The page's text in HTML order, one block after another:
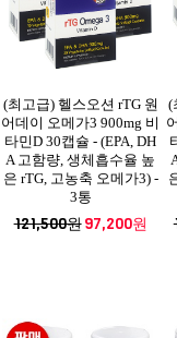
(최고급) 헬스오션 rTG 원
어데이 오메가3 900mg 비
타민D 30캡슐 - (EPA, DH
A 고함량, 생체흡수율 높
은 rTG, 고농축 오메가3) -
3통
121,500원97,200원
(